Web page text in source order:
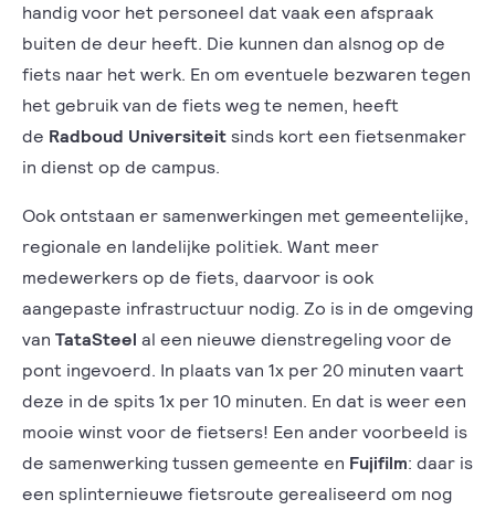
handig voor het personeel dat vaak een afspraak
buiten de deur heeft. Die kunnen dan alsnog op de
fiets naar het werk. En om eventuele bezwaren tegen
het gebruik van de fiets weg te nemen, heeft
de Radboud Universiteit sinds kort een fietsenmaker
in dienst op de campus.
Ook ontstaan er samenwerkingen met gemeentelijke,
regionale en landelijke politiek. Want meer
medewerkers op de fiets, daarvoor is ook
aangepaste infrastructuur nodig. Zo is in de omgeving
van TataSteel al een nieuwe dienstregeling voor de
pont ingevoerd. In plaats van 1x per 20 minuten vaart
deze in de spits 1x per 10 minuten. En dat is weer een
mooie winst voor de fietsers! Een ander voorbeeld is
de samenwerking tussen gemeente en Fujifilm: daar is
een splinternieuwe fietsroute gerealiseerd om nog